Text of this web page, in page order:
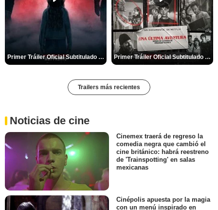
Primer Tráiler Oficial Subtitulado de 'La Noche Del Demonio: Están Entre Nosotros' Primer Tráiler Oficial Subtitulado de 'Una última aventura: Detrás de cámaras de Stranger Things 5'
Trailers más recientes
Noticias de cine
Cinemex traerá de regreso la
comedia negra que cambió el
cine británico: habrá reestreno
de 'Trainspotting' en salas
mexicanas
Cinépolis apuesta por la magia
con un menú inspirado en